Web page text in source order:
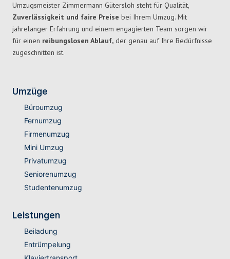
Umzugsmeister Zimmermann Gütersloh steht für Qualität,
Zuverlässigkeit und faire Preise bei Ihrem Umzug. Mit
jahrelanger Erfahrung und einem engagierten Team sorgen wir
für einen reibungslosen Ablauf, der genau auf Ihre Bedürfnisse
zugeschnitten ist.
Umzüge
Büroumzug
Fernumzug
Firmenumzug
Mini Umzug
Privatumzug
Seniorenumzug
Studentenumzug
Leistungen
Beiladung
Entrümpelung